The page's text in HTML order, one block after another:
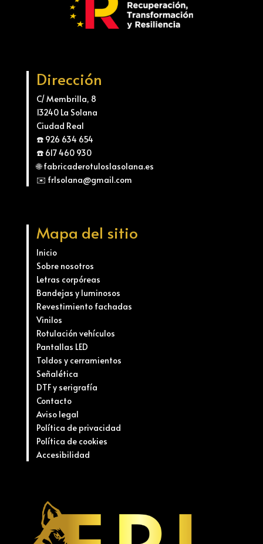
Dirección
C/ Membrilla, 8
13240 La Solana
Ciudad Real
☎️ 926 634 654
☎️ 617 460 930
🌐 fabricaderotuloslasolana.es
✉️ frlsolana@gmail.com
Mapa del sitio
Inicio
Sobre nosotros
Letras corpóreas
Bandejas y luminosos
Revestimiento fachadas
Vinilos
Rotulación vehículos
Pantallas LED
Toldos y cerramientos
Señalética
DTF y serigrafía
Contacto
Aviso legal
Política de privacidad
Política de cookies
Accesibilidad